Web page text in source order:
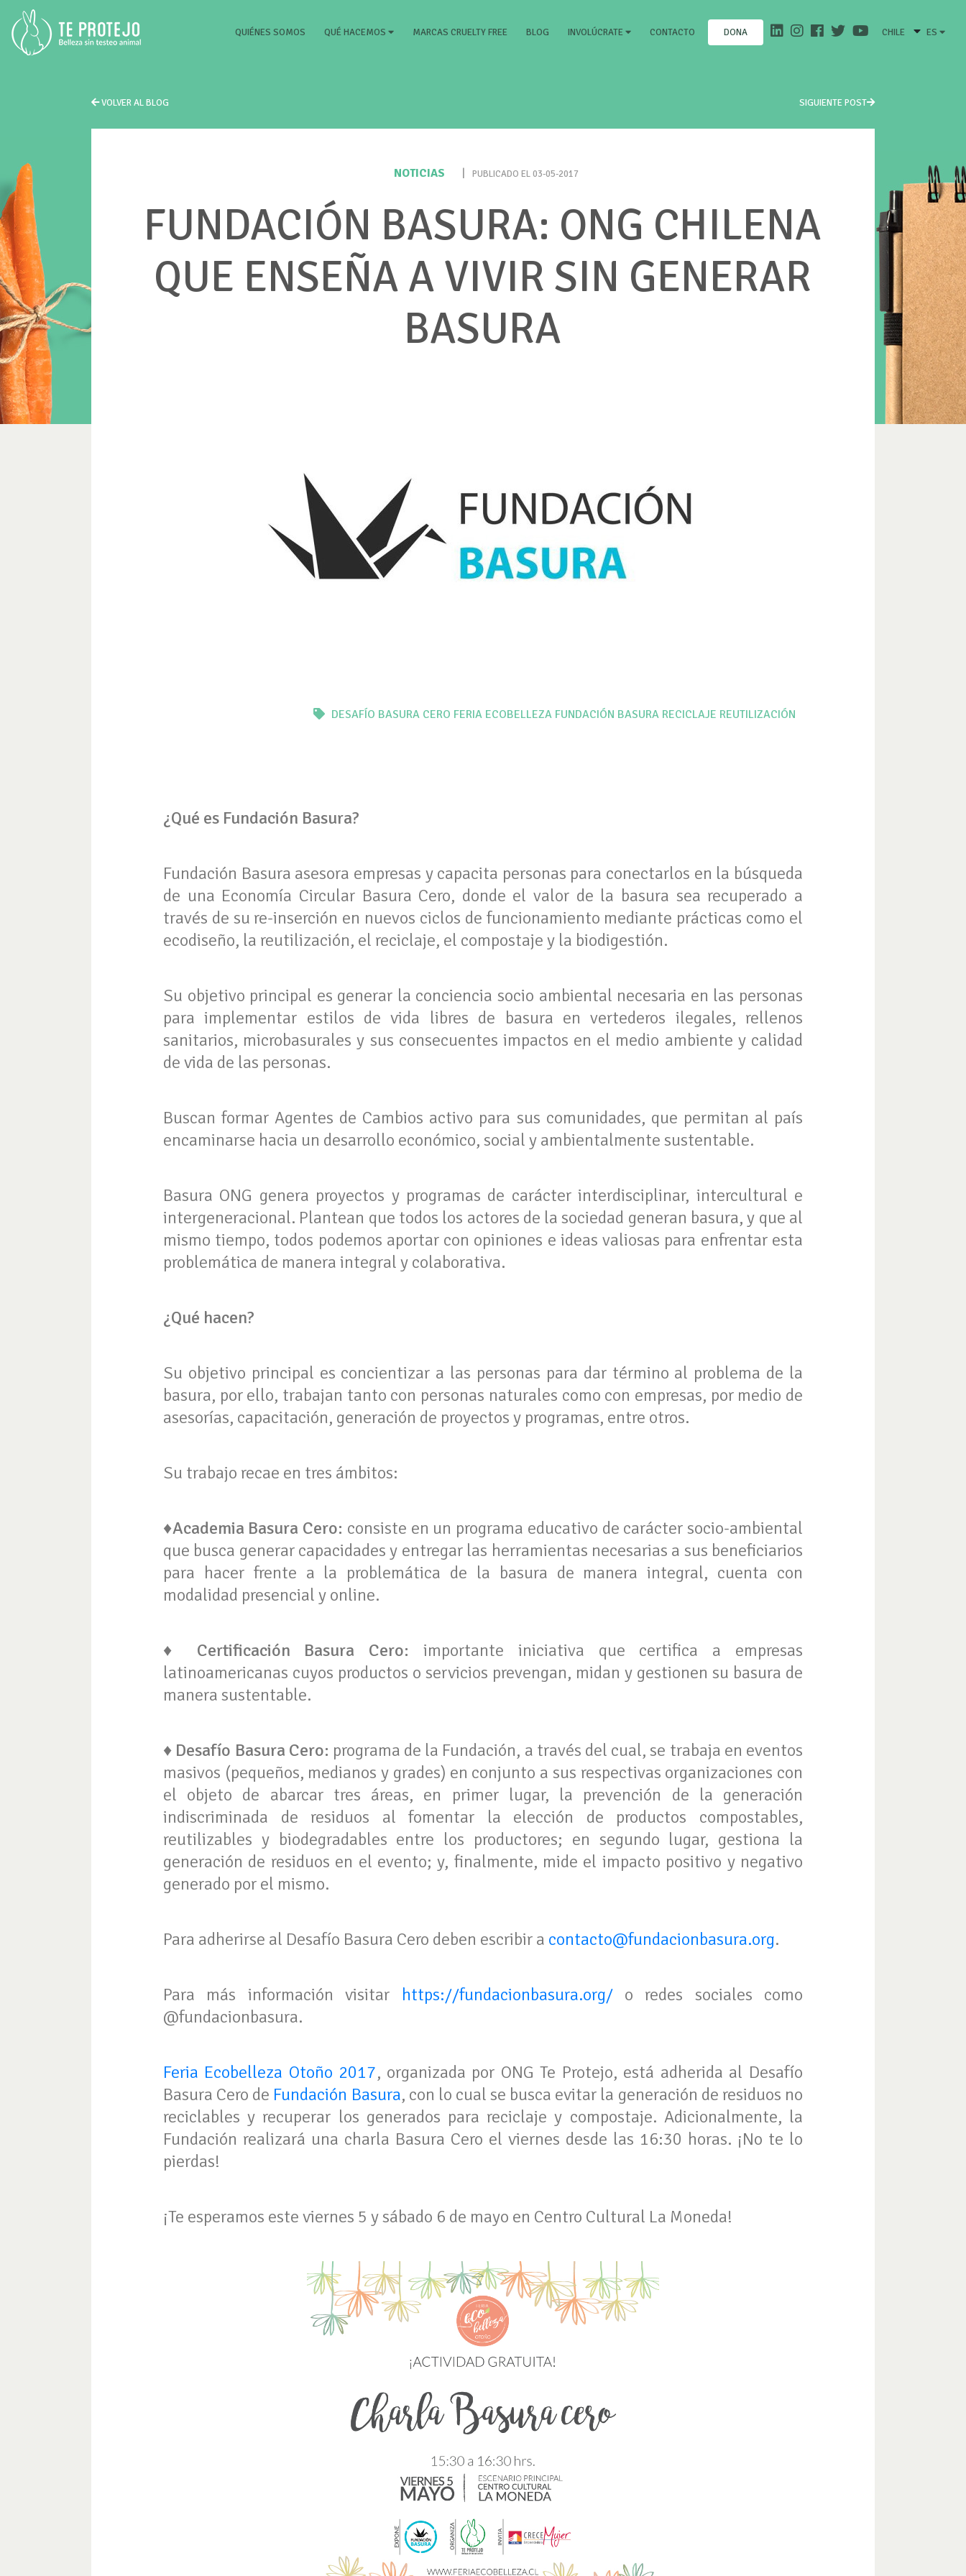
QUIÉNES SOMOS (CURRENT)
QUÉ HACEMOS MARCAS CRUELTY FREE BLOG INVOLÚCRATE CONTACTO DONA CHILE ES
VOLVER AL BLOG SIGUIENTE POST
NOTICIAS PUBLICADO EL 03-05-2017
FUNDACIÓN BASURA: ONG CHILENA
QUE ENSEÑA A VIVIR SIN GENERAR
BASURA
DESAFÍO BASURA CERO FERIA ECOBELLEZA FUNDACIÓN BASURA RECICLAJE REUTILIZACIÓN
¿Qué es Fundación Basura?
Fundación Basura asesora empresas y capacita personas para conectarlos en la búsqueda
de una Economía Circular Basura Cero, donde el valor de la basura sea recuperado a
través de su re-inserción en nuevos ciclos de funcionamiento mediante prácticas como el
ecodiseño, la reutilización, el reciclaje, el compostaje y la biodigestión.
Su objetivo principal es generar la conciencia socio ambiental necesaria en las personas
para implementar estilos de vida libres de basura en vertederos ilegales, rellenos
sanitarios, microbasurales y sus consecuentes impactos en el medio ambiente y calidad
de vida de las personas.
Buscan formar Agentes de Cambios activo para sus comunidades, que permitan al país
encaminarse hacia un desarrollo económico, social y ambientalmente sustentable.
Basura ONG genera proyectos y programas de carácter interdisciplinar, intercultural e
intergeneracional. Plantean que todos los actores de la sociedad generan basura, y que al
mismo tiempo, todos podemos aportar con opiniones e ideas valiosas para enfrentar esta
problemática de manera integral y colaborativa.
¿Qué hacen?
Su objetivo principal es concientizar a las personas para dar término al problema de la
basura, por ello, trabajan tanto con personas naturales como con empresas, por medio de
asesorías, capacitación, generación de proyectos y programas, entre otros.
Su trabajo recae en tres ámbitos:
♦Academia Basura Cero: consiste en un programa educativo de carácter socio-ambiental
que busca generar capacidades y entregar las herramientas necesarias a sus beneficiarios
para hacer frente a la problemática de la basura de manera integral, cuenta con
modalidad presencial y online.
♦ Certificación Basura Cero: importante iniciativa que certifica a empresas
latinoamericanas cuyos productos o servicios prevengan, midan y gestionen su basura de
manera sustentable.
♦ Desafío Basura Cero: programa de la Fundación, a través del cual, se trabaja en eventos
masivos (pequeños, medianos y grades) en conjunto a sus respectivas organizaciones con
el objeto de abarcar tres áreas, en primer lugar, la prevención de la generación
indiscriminada de residuos al fomentar la elección de productos compostables,
reutilizables y biodegradables entre los productores; en segundo lugar, gestiona la
generación de residuos en el evento; y, finalmente, mide el impacto positivo y negativo
generado por el mismo.
Para adherirse al Desafío Basura Cero deben escribir a contacto@fundacionbasura.org.
Para más información visitar https://fundacionbasura.org/o redes sociales como
@fundacionbasura.
Feria Ecobelleza Otoño 2017, organizada por ONG Te Protejo, está adherida al Desafío
Basura Cero de Fundación Basura, con lo cual se busca evitar la generación de residuos no
reciclables y recuperar los generados para reciclaje y compostaje. Adicionalmente, la
Fundación realizará una charla Basura Cero el viernes desde las 16:30 horas. ¡No te lo
pierdas!
¡Te esperamos este viernes 5 y sábado 6 de mayo en Centro Cultural La Moneda!